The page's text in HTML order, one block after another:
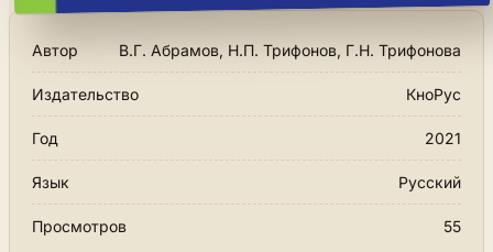
Автор В.Г. Абрамов, Н.П. Трифонов, Г.Н. Трифонова
Издательство КноРус
Год 2021
Язык Русский
Просмотров 55